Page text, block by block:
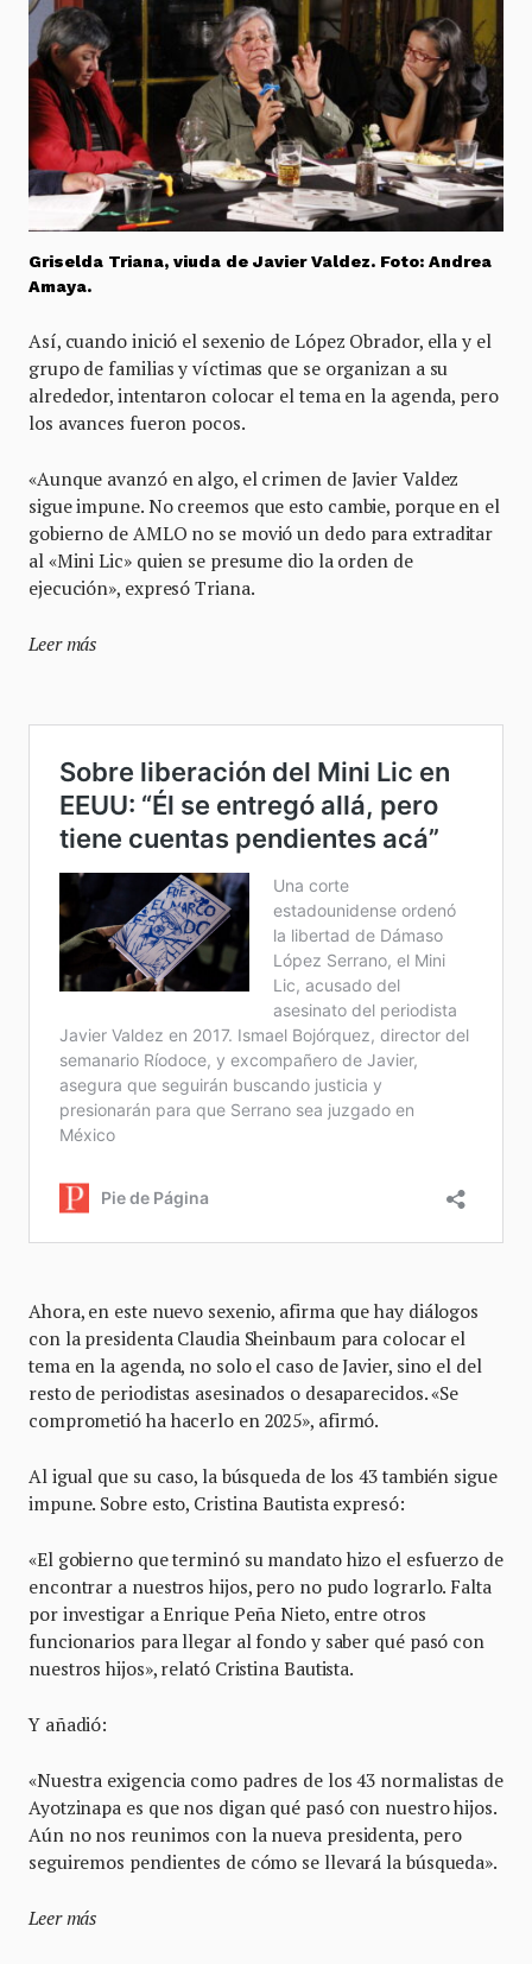
Griselda Triana, viuda de Javier Valdez. Foto: Andrea
Amaya.
Así, cuando inició el sexenio de López Obrador, ella y el
grupo de familias y víctimas que se organizan a su
alrededor, intentaron colocar el tema en la agenda, pero
los avances fueron pocos.
«Aunque avanzó en algo, el crimen de Javier Valdez
sigue impune. No creemos que esto cambie, porque en el
gobierno de AMLO no se movió un dedo para extraditar
al «Mini Lic» quien se presume dio la orden de
ejecución», expresó Triana.
Leer más
Ahora, en este nuevo sexenio, afirma que hay diálogos
con la presidenta Claudia Sheinbaum para colocar el
tema en la agenda, no solo el caso de Javier, sino el del
resto de periodistas asesinados o desaparecidos. «Se
comprometió ha hacerlo en 2025», afirmó.
Al igual que su caso, la búsqueda de los 43 también sigue
impune. Sobre esto, Cristina Bautista expresó:
«El gobierno que terminó su mandato hizo el esfuerzo de
encontrar a nuestros hijos, pero no pudo lograrlo. Falta
por investigar a Enrique Peña Nieto, entre otros
funcionarios para llegar al fondo y saber qué pasó con
nuestros hijos», relató Cristina Bautista.
Y añadió:
«Nuestra exigencia como padres de los 43 normalistas de
Ayotzinapa es que nos digan qué pasó con nuestro hijos.
Aún no nos reunimos con la nueva presidenta, pero
seguiremos pendientes de cómo se llevará la búsqueda».
Leer más